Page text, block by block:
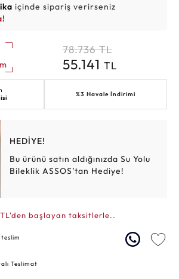
içinde sipariş verirseniz
78.736 TL
55.141 TL
%3 Havale İndirimi
HEDİYE!
Bu ürünü satın aldığınızda Su Yolu
Bileklik ASSOS’tan Hediye!
TL'den başlayan taksitlerle..
Teslimat